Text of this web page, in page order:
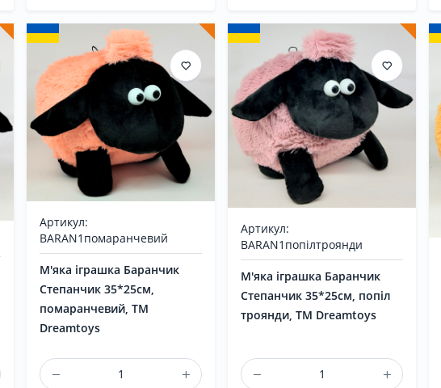
Артикул:
BARAN1помаранчевий
М'яка іграшка Баранчик
Степанчик 35*25см,
помаранчевий, ТМ
Dreamtoys
Артикул:
BARAN1попілтроянди
М'яка іграшка Баранчик
Степанчик 35*25см, попіл
троянди, ТМ Dreamtoys